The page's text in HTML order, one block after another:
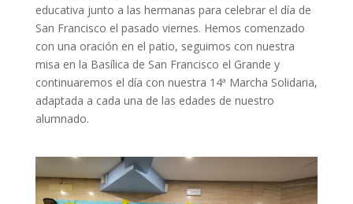
educativa junto a las hermanas para celebrar el día de
San Francisco el pasado viernes. Hemos comenzado
con una oración en el patio, seguimos con nuestra
misa en la Basílica de San Francisco el Grande y
continuaremos el día con nuestra 14ª Marcha Solidaria,
adaptada a cada una de las edades de nuestro
alumnado.